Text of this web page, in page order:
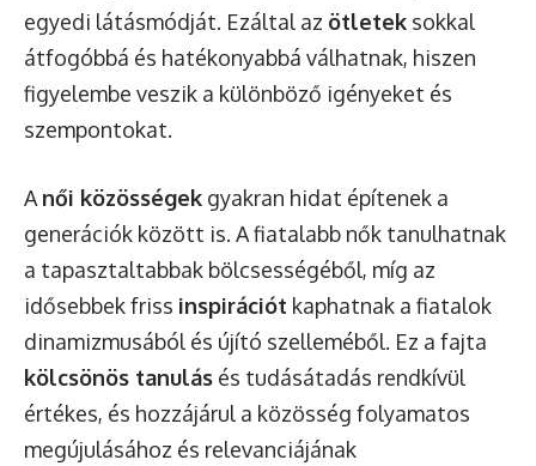
egyedi látásmódját. Ezáltal az ötletek sokkal
átfogóbbá és hatékonyabbá válhatnak, hiszen
figyelembe veszik a különböző igényeket és
szempontokat.
A női közösségek gyakran hidat építenek a
generációk között is. A fiatalabb nők tanulhatnak
a tapasztaltabbak bölcsességéből, míg az
idősebbek friss inspirációt kaphatnak a fiatalok
dinamizmusából és újító szelleméből. Ez a fajta
kölcsönös tanulás és tudásátadás rendkívül
értékes, és hozzájárul a közösség folyamatos
megújulásához és relevanciájának